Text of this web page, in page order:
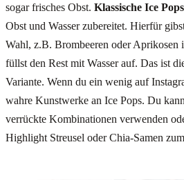
sogar frisches Obst. Klassische Ice Pops
Obst und Wasser zubereitet. Hierfür
Wahl, z.B. Brombeeren oder Aprikosen
füllst den Rest mit Wasser auf. Das ist
Variante. Wenn du ein wenig auf
wahre Kunstwerke an Ice Pops. Du
verrückte Kombinationen verwenden
Highlight Streusel oder Chia-Samen